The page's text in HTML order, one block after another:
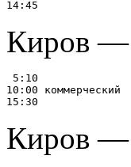
Киров —
5:10
10:00 коммерческий
Киров —